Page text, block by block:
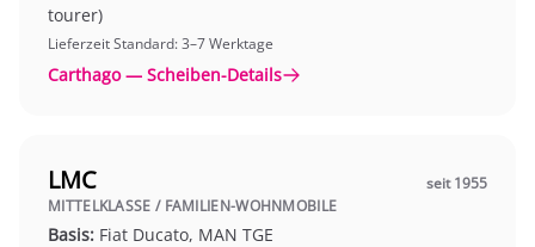
tourer)
Lieferzeit Standard: 3–7 Werktage
Carthago — Scheiben-Details
LMC
seit 1955
MITTELKLASSE / FAMILIEN-WOHNMOBILE
Basis: Fiat Ducato, MAN TGE